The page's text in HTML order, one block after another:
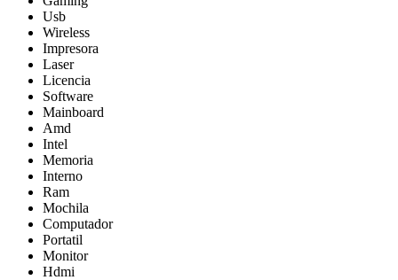
Usb
Wireless
Impresora
Laser
Licencia
Software
Mainboard
Amd
Intel
Memoria
Interno
Ram
Mochila
Computador
Portatil
Monitor
Hdmi